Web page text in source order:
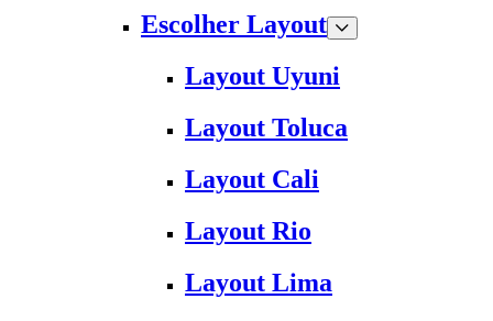
Escolher Layout
Layout Uyuni
Layout Toluca
Layout Cali
Layout Rio
Layout Lima